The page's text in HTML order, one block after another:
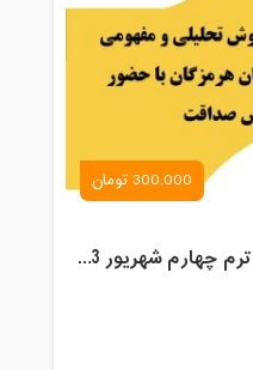
300,000 تومان
کلاس آنلاین ریاضی پنجم ترم چهارم شهریور 1403